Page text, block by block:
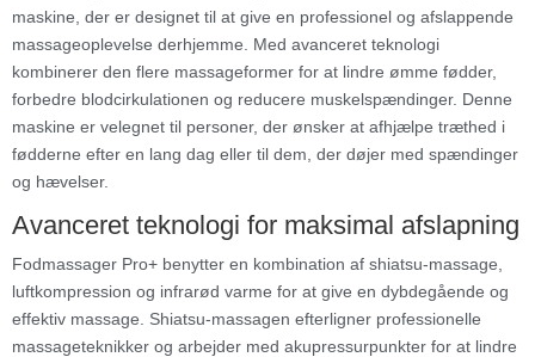
maskine, der er designet til at give en professionel og afslappende
massageoplevelse derhjemme. Med avanceret teknologi
kombinerer den flere massageformer for at lindre ømme fødder,
forbedre blodcirkulationen og reducere muskelspændinger. Denne
maskine er velegnet til personer, der ønsker at afhjælpe træthed i
fødderne efter en lang dag eller til dem, der døjer med spændinger
og hævelser.
Avanceret teknologi for maksimal afslapning
Fodmassager Pro+ benytter en kombination af shiatsu-massage,
luftkompression og infrarød varme for at give en dybdegående og
effektiv massage. Shiatsu-massagen efterligner professionelle
massageteknikker og arbejder med akupressurpunkter for at lindre